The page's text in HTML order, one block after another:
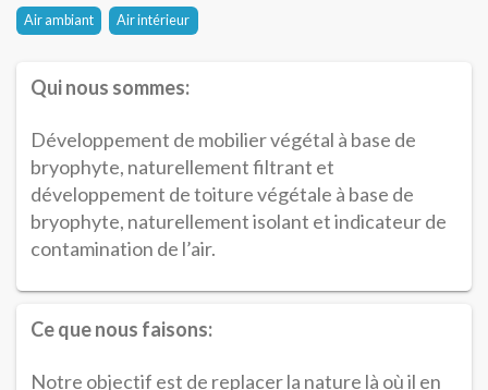
Air ambiant Air intérieur
Qui nous sommes:
Développement de mobilier végétal à base de
bryophyte, naturellement filtrant et
développement de toiture végétale à base de
bryophyte, naturellement isolant et indicateur de
contamination de l’air.
Ce que nous faisons:
Notre objectif est de replacer la nature là où il en